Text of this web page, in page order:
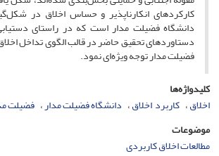
کارکردهای انکارناپذیر و حساس اخلاق در
دانشگاه فضیلت مدار است که در راستای
دستاوردهای تحقیق حاضر در قالب الگوی تداخل
فضیلت مدار توجه ویژه‌ای نمود.
کلیدواژه‌ها
اخلاق کاربرد ‏ اخلاق دانشگاه فضیلت مدار فضیلت
موضوعات
مطالعات اخلاق کاربردی